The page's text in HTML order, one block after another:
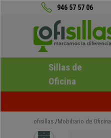
946 57 57 06
Sillas de
Oficina
ofisillas Mobiliario de Oficina